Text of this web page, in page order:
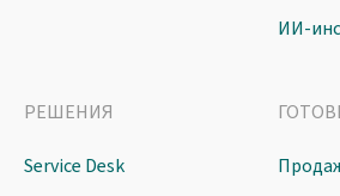
ИИ-
РЕШЕНИЯ
Service Desk